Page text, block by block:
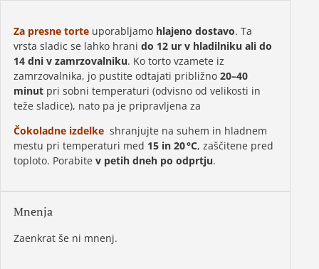
Za presne torteuporabljamo hlajeno dostavo. Ta
vrsta sladic se lahko hrani do 12 ur v hladilniku ali do
14 dni v zamrzovalniku. Ko torto vzamete iz
zamrzovalnika, jo pustite odtajati približno 20–40
minutpri sobni temperaturi (odvisno od velikosti in
teže sladice), nato pa je pripravljena za
Čokoladne izdelkeshranjujte na suhem in hladnem
mestu pri temperaturi med 15 in 20 °C, zaščitene pred
toploto. Porabite v petih dneh po odprtju.
Mnenja
Zaenkrat še ni mnenj.